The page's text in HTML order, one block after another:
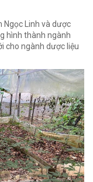
Ngọc Linh và dược
hình thành ngành
cho ngành dược liệu